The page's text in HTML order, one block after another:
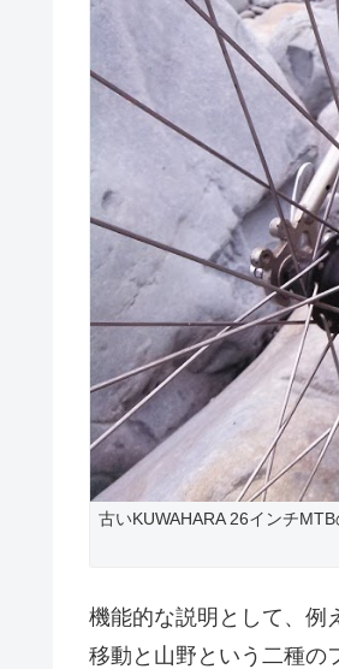
古いKUWAHARA 26インチ
機能的な説明として、例
移動と山野という二種の